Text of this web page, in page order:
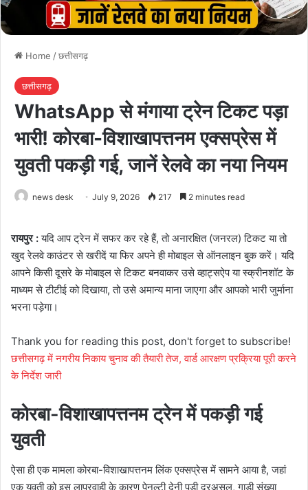
Home /छत्तीसगढ़
छत्तीसगढ़
WhatsApp से मंगाया ट्रेन टिकट पड़ा
भारी! कोरबा-विशाखापत्तनम एक्सप्रेस में
युवती पकड़ी गई, जानें रेलवे का नया नियम
news desk July 9, 2026 217 2 minutes read
रायपुर :यदि आप ट्रेन में सफर कर रहे हैं, तो अनारक्षित (जनरल) टिकट या तो
खुद रेलवे काउंटर से खरीदें या फिर अपने ही मोबाइल से ऑनलाइन बुक करें। यदि
आपने किसी दूसरे के मोबाइल से टिकट बनवाकर उसे व्हाट्सऐप या स्क्रीनशॉट के
माध्यम से टीटीई को दिखाया, तो उसे अमान्य माना जाएगा और आपको भारी जुर्माना
भरना पड़ेगा।
Thank you for reading this post, don't forget to subscribe!
छत्तीसगढ़ में नगरीय निकाय चुनाव की तैयारी तेज, वार्ड आरक्षण प्रक्रिया पूरी करने
के निर्देश जारी
कोरबा-विशाखापत्तनम ट्रेन में पकड़ी गई
युवती
ऐसा ही एक मामला कोरबा-विशाखापत्तनम लिंक एक्सप्रेस में सामने आया है, जहां
एक युवती को इस लापरवाही के कारण पेनल्टी देनी पड़ी दरअसल, गाड़ी संख्या